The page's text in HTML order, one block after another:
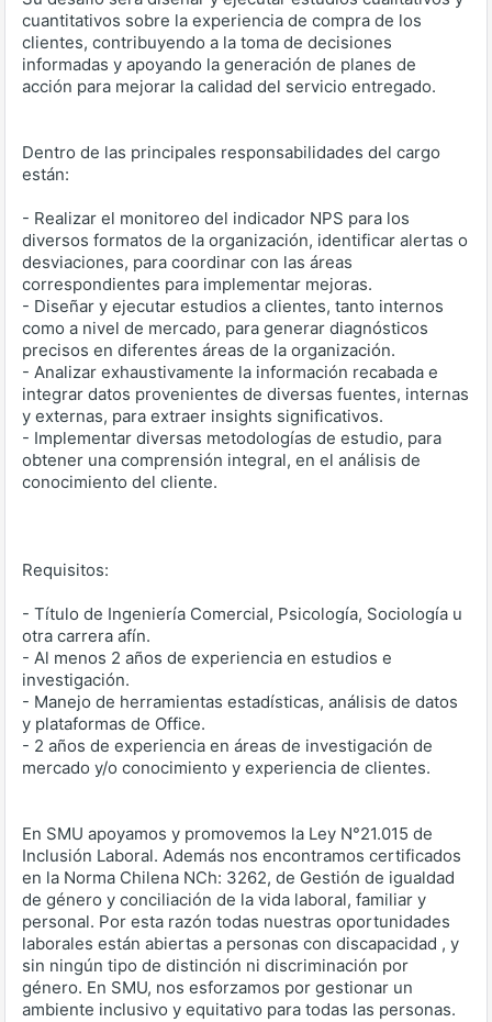
cuantitativos sobre la experiencia de compra de los
clientes, contribuyendo a la toma de decisiones
informadas y apoyando la generación de planes de
acción para mejorar la calidad del servicio entregado.
Dentro de las principales responsabilidades del cargo
están:
- Realizar el monitoreo del indicador NPS para los
diversos formatos de la organización, identificar alertas o
desviaciones, para coordinar con las áreas
correspondientes para implementar mejoras.
- Diseñar y ejecutar estudios a clientes, tanto internos
como a nivel de mercado, para generar diagnósticos
precisos en diferentes áreas de la organización.
- Analizar exhaustivamente la información recabada e
integrar datos provenientes de diversas fuentes, internas
y externas, para extraer insights significativos.
- Implementar diversas metodologías de estudio, para
obtener una comprensión integral, en el análisis de
conocimiento del cliente.
Requisitos:
- Título de Ingeniería Comercial, Psicología, Sociología u
otra carrera afín.
- Al menos 2 años de experiencia en estudios e
investigación.
- Manejo de herramientas estadísticas, análisis de datos
y plataformas de Office.
- 2 años de experiencia en áreas de investigación de
mercado y/o conocimiento y experiencia de clientes.
En SMU apoyamos y promovemos la Ley N°21.015 de
Inclusión Laboral. Además nos encontramos certificados
en la Norma Chilena NCh: 3262, de Gestión de igualdad
de género y conciliación de la vida laboral, familiar y
personal. Por esta razón todas nuestras oportunidades
laborales están abiertas a personas con discapacidad , y
sin ningún tipo de distinción ni discriminación por
género. En SMU, nos esforzamos por gestionar un
ambiente inclusivo y equitativo para todas las personas.